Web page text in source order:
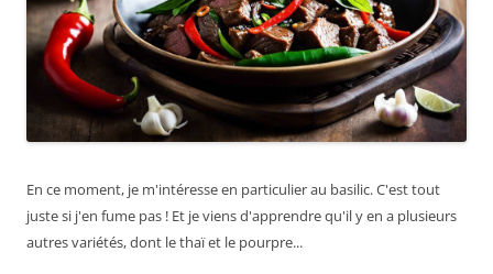
En ce moment, je m'intéresse en particulier au basilic. C'est tout
juste si j'en fume pas ! Et je viens d'apprendre qu'il y en a plusieurs
autres variétés, dont le thaï et le pourpre...